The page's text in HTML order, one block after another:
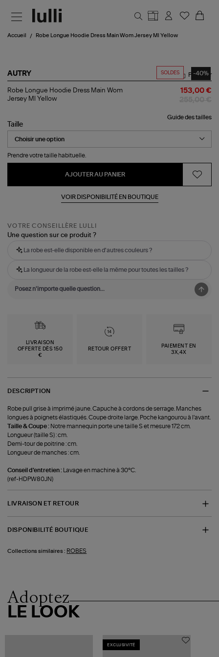
Accueil Robe Longue Hoodie Dress Main Wom Jersey Ml Yellow
SOLDES -40%
AUTRY
Robe
Longue
Hoodie
Main
Wom
Jersey
Ml
Partager
Robe Longue Hoodie Dress Main Wom
Jersey Ml Yellow
153,00 €
Guide des tailles
Taille
Prendre votre taille habituelle.
AJOUTER AU PANIER
VOIR DISPONIBILITÉ EN BOUTIQUE
VOTRE CONSEILLÈRE LULLI
Une question sur ce produit ?
La robe est-elle disponible en d'autres couleurs ?
La longueur de la robe est-elle la même pour toutes les tailles ?
LIVRAISON
OFFERTE DÈS 150
€
RETOUR OFFERT
PAIEMENT EN
3X,4X
DESCRIPTION
Robe pull grise à imprimé jaune. Capuche à cordons de serrage. Manches
longues à poignets élastiqués. Coupe droite large. Poche kangourou à l'avant.
Taille & Coupe : Notre mannequin porte une taille S et mesure 172 cm.
Longueur (taille S) : cm.
Demi-tour de poitrine : cm.
Longueur de manches : cm.
Conseil d'entretien : Lavage en machine à 30°C.
(ref-HDPW80JN)
LIVRAISON ET RETOUR
DISPONIBILITÉ BOUTIQUE
Collections similaires : ROBES
Adoptez
LE LOOK
EXCLUSIVITÉ